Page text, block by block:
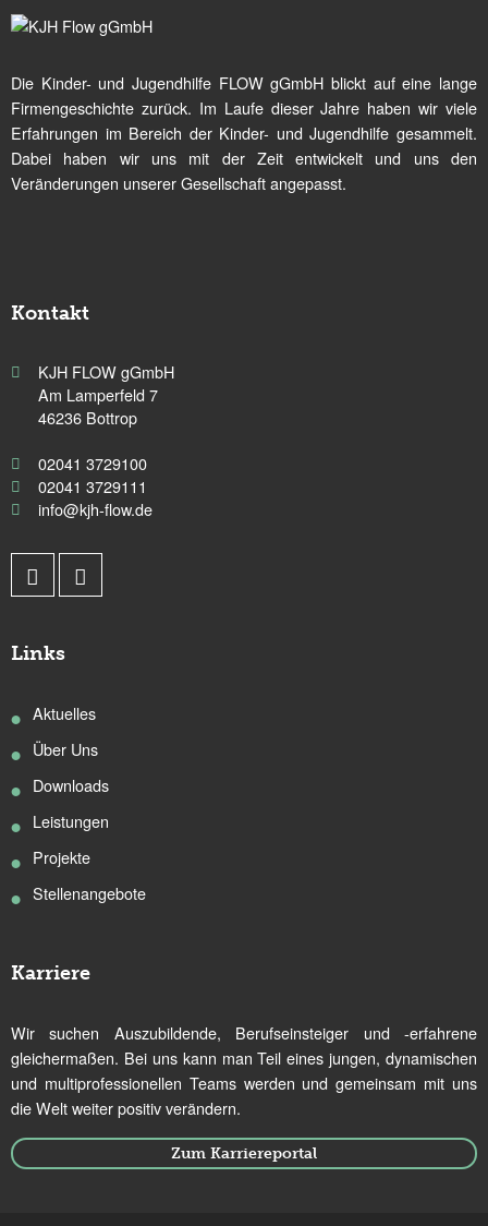
Die Kinder- und Jugendhilfe FLOW gGmbH blickt auf eine lange
Firmengeschichte zurück. Im Laufe dieser Jahre haben wir viele
Erfahrungen im Bereich der Kinder- und Jugendhilfe gesammelt.
Dabei haben wir uns mit der Zeit entwickelt und uns den
Veränderungen unserer Gesellschaft angepasst.
Kontakt
KJH FLOW gGmbH
Am Lamperfeld 7
46236 Bottrop
02041 3729100
02041 3729111
info@kjh-flow.de
Links
Aktuelles
Über Uns
Downloads
Leistungen
Projekte
Stellenangebote
Karriere
Wir suchen Auszubildende, Berufseinsteiger und -erfahrene
gleichermaßen. Bei uns kann man Teil eines jungen, dynamischen
und multiprofessionellen Teams werden und gemeinsam mit uns
die Welt weiter positiv verändern.
Zum Karriereportal